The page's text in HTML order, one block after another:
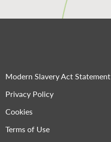
Modern Slavery Act Statement
Privacy Policy
Cookies
Terms of Use